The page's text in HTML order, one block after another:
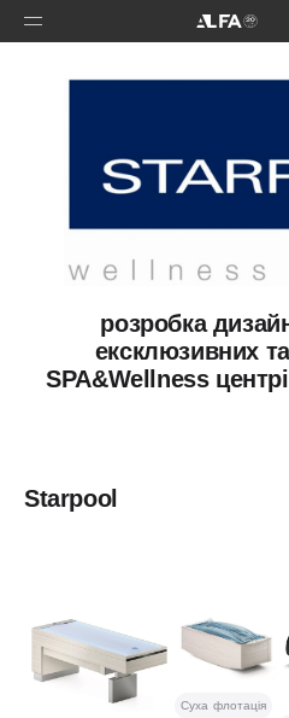
розробка
ексклюзивних
SPA&Wellness
Starpool
Суха флотація